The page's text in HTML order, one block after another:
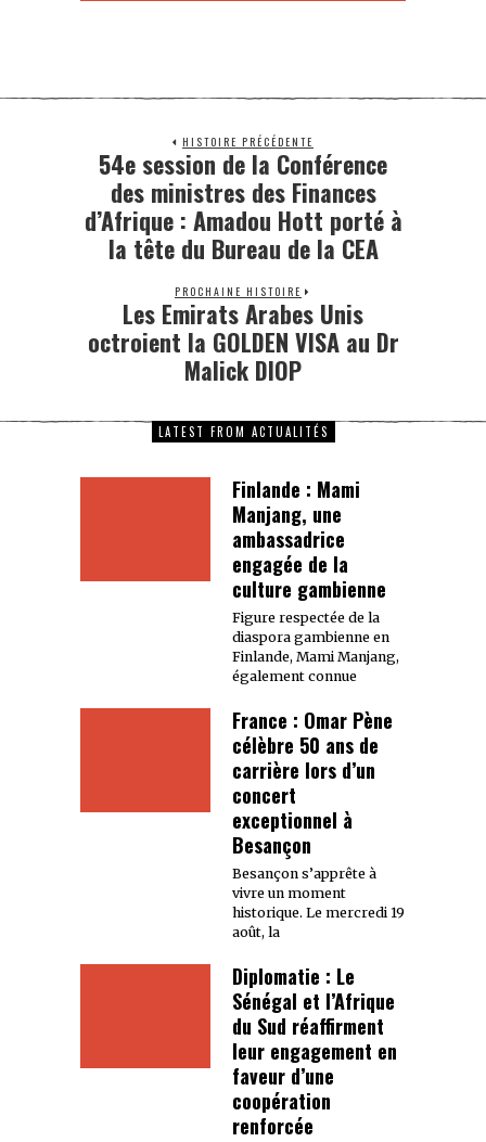
HISTOIRE PRÉCÉDENTE
54e session de la Conférence
des ministres des Finances
d’Afrique : Amadou Hott porté à
la tête du Bureau de la CEA
PROCHAINE HISTOIRE
Les Emirats Arabes Unis
octroient la GOLDEN VISA au Dr
Malick DIOP
LATEST FROM ACTUALITÉS
Finlande : Mami
Manjang, une
ambassadrice
engagée de la
culture gambienne
Figure respectée de la
diaspora gambienne en
Finlande, Mami Manjang,
également connue
France : Omar Pène
célèbre 50 ans de
carrière lors d’un
concert
exceptionnel à
Besançon
Besançon s’apprête à
vivre un moment
historique. Le mercredi 19
août, la
Diplomatie : Le
Sénégal et l’Afrique
du Sud réaffirment
leur engagement en
faveur d’une
coopération
renforcée